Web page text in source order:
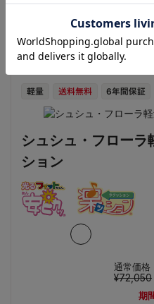
ダウンロード
シュシュ・フローラ
ション
通常価格
¥72,050
期